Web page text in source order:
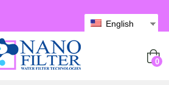
English
0